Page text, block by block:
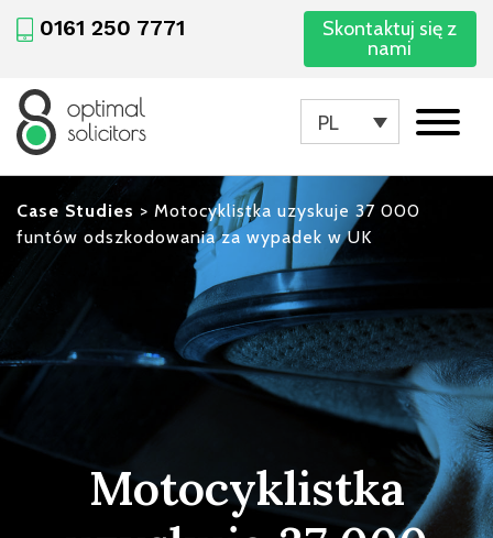
0161 250 7771
Skontaktuj się z
nami
PL
Case Studies > Motocyklistka uzyskuje 37 000
funtów odszkodowania za wypadek w UK
Motocyklistka